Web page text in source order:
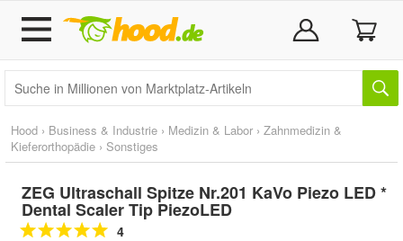
Hood › Business & Industrie › Medizin & Labor › Zahnmedizin &
Kieferorthopädie › Sonstiges
ZEG Ultraschall Spitze Nr.201 KaVo Piezo LED *
Dental Scaler Tip PiezoLED
4